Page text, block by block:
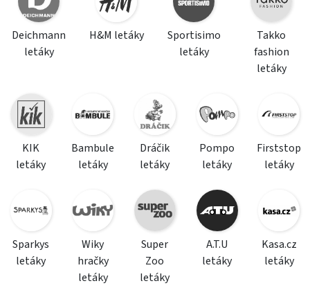
Deichmann
letáky
H&M letáky
Sportisimo
letáky
Takko
fashion
letáky
KIK
letáky
Bambule
letáky
Dráčik
letáky
Pompo
letáky
Firststop
letáky
Sparkys
letáky
Wiky
hračky
letáky
Super
Zoo
letáky
A.T.U
letáky
Kasa.cz
letáky